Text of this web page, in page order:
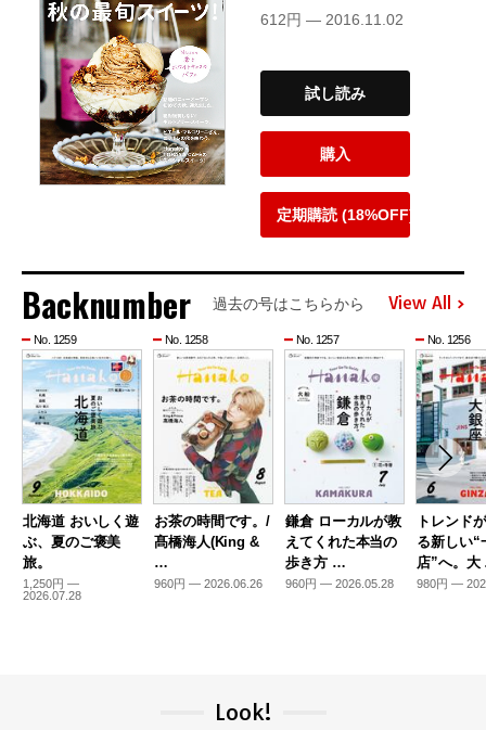
612円 — 2016.11.02
試し読み
購入
定期購読 (18%OFF)
Backnumber 過去の号はこちらから View All
No. 1259
北海道 おいしく遊
ぶ、夏のご褒美
旅。
1,250円 —
2026.07.28
No. 1258
お茶の時間です。/
髙橋海人(King &
…
960円 — 2026.06.26
No. 1257
鎌倉 ローカルが教
えてくれた本当の
歩き方 …
960円 — 2026.05.28
No. 1256
トレンド
る新しい“
店”へ。
980円 —
Look!